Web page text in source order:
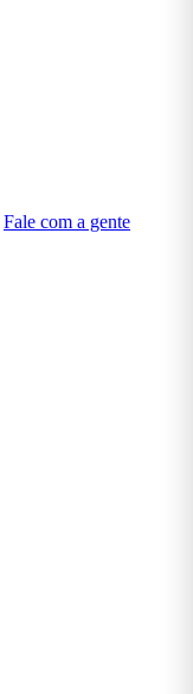
Fale com a gente